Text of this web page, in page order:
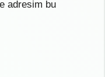
adresim bu